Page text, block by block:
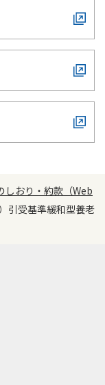
しおり・約款（Web
引受基準緩和型養老